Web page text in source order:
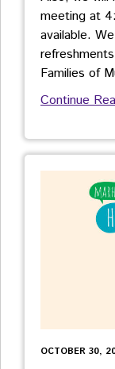
meeting at
available.
Families of
Continue
OCTOBER 30,